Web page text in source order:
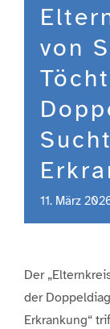
Kontakt
von
11. März
Der
der
Erkrankung“